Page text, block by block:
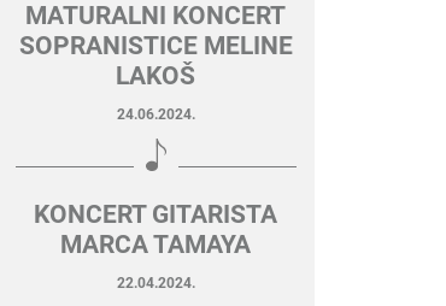
MATURALNI KONCERT
SOPRANISTICE MELINE
LAKOŠ
24.06.2024.
KONCERT GITARISTA
MARCA TAMAYA
22.04.2024.